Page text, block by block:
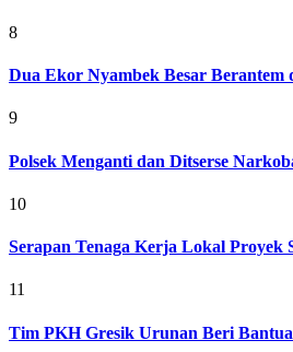
8
Dua Ekor Nyambek Besar
9
Polsek Menganti dan Ditserse
10
Serapan Tenaga Kerja Lokal Proyek
11
Tim PKH Gresik Urunan Beri